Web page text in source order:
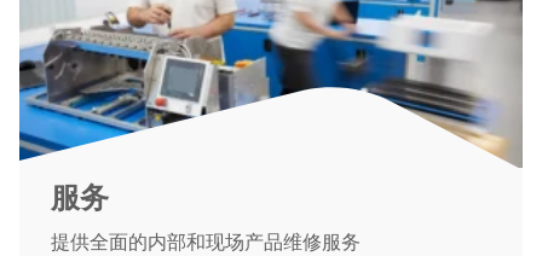
服务
提供全面的内部和现场产品维修服务